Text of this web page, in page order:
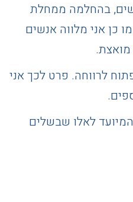
בהחלמה ממחלת
כן אני מלווה אנשים
לרווחה. פרט לכך אני
לאלו שבשלים